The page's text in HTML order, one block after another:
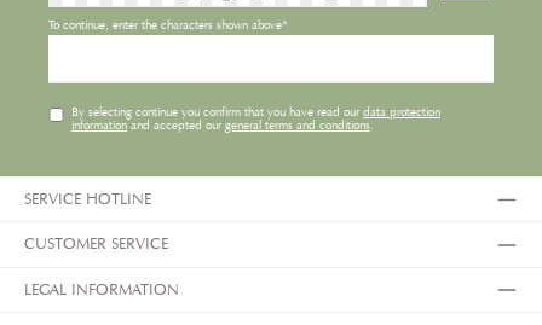
To continue, enter the characters shown above*
By selecting continue you confirm that you have read our data protection
informationand accepted our general terms and conditions.
SERVICE HOTLINE
CUSTOMER SERVICE
LEGAL INFORMATION